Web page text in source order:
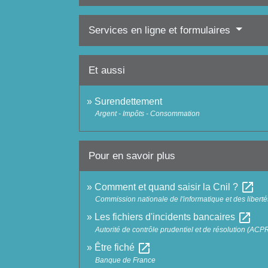
Services en ligne et formulaires
Et aussi
Surendettement
Argent - Impôts - Consommation
Pour en savoir plus
Comment et quand saisir la Cnil ? open_in_new
Commission nationale de l'informatique et des
Les fichiers d'incidents bancaires open_in_new
Autorité de contrôle prudentiel et de résolution
Être fiché open_in_new
Banque de France